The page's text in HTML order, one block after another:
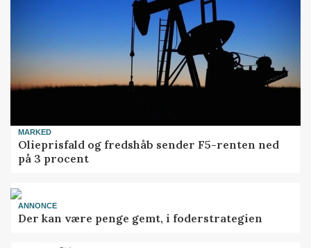
MARKED
Olieprisfald og fredshåb sender F5-renten ned
på 3 procent
ANNONCE
Der kan være penge gemt, i foderstrategien